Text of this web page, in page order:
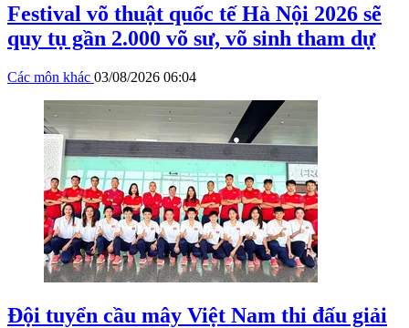
Festival võ thuật quốc tế Hà Nội 2026 sẽ
quy tụ gần 2.000 võ sư, võ sinh tham dự
Các môn khác 03/08/2026 06:04
Đội tuyển cầu mây Việt Nam thi đấu giải